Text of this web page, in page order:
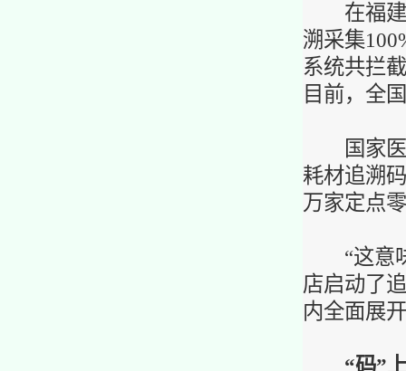
在福建
溯采集
系统共拦
目前，全
国家医
耗材追溯
万家定点
“这意味
店启动了
内全面展
“码”